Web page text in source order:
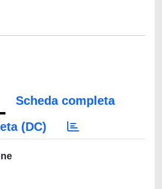
Scheda completa
(DC)